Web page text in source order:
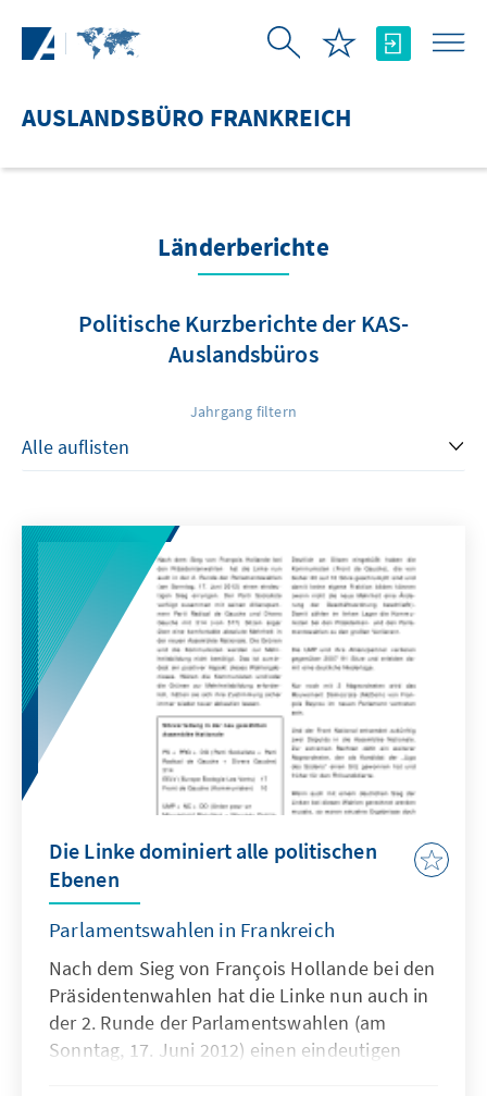
AUSLANDSBÜRO FRANKREICH
Länderberichte
Politische Kurzberichte der KAS-
Auslandsbüros
Jahrgang filtern
Die Linke dominiert alle politischen
Ebenen
Parlamentswahlen in Frankreich
Nach dem Sieg von François Hollande bei den
Präsidentenwahlen hat die Linke nun auch in
der 2. Runde der Parlamentswahlen (am
Sonntag, 17. Juni 2012) einen eindeutigen